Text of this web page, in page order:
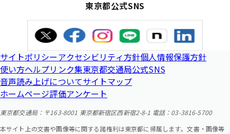
e
東京都公式SNS
サイトポリシーアクセシビリティ方針個人情報保護方針
使い方ヘルプリンク集東京都交通局公式SNS
音声読み上げについてサイトマップ
ホームページ評価アンケート
東京都交通局：〒163-8001 東京都新宿区西新宿2-8-1 電話：03-3816-5700
本サイト上の文書や画像等に関する諸権利は東京都に帰属します。文書・画像等